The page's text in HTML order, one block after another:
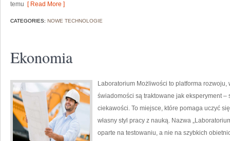
temu [ Read More ]
CATEGORIES: NOWE TECHNOLOGIE
Ekonomia
Laboratorium Możliwości to platforma
świadomości są traktowane jak eksperyment –
ciekawości. To miejsce, które pomaga uczyć
własny styl pracy z nauką. Nazwa
oparte na testowaniu, a nie na szybkich